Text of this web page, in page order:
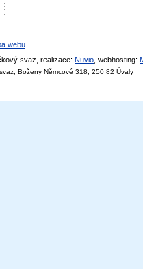
webu
svaz, realizace: Nuvio , webhosting:
Boženy Němcové 318, 250 82 Úvaly